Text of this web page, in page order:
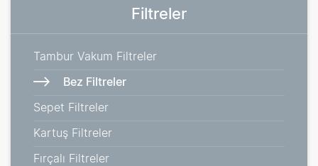
Filtreler
Tambur Vakum Filtreler
Bez Filtreler
Sepet Filtreler
Kartuş Filtreler
Fırçalı Filtreler